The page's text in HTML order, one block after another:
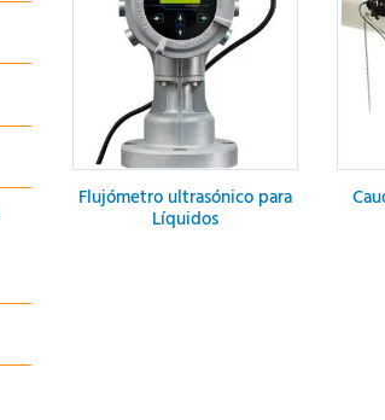
Flujómetro ultrasónico para
Líquidos